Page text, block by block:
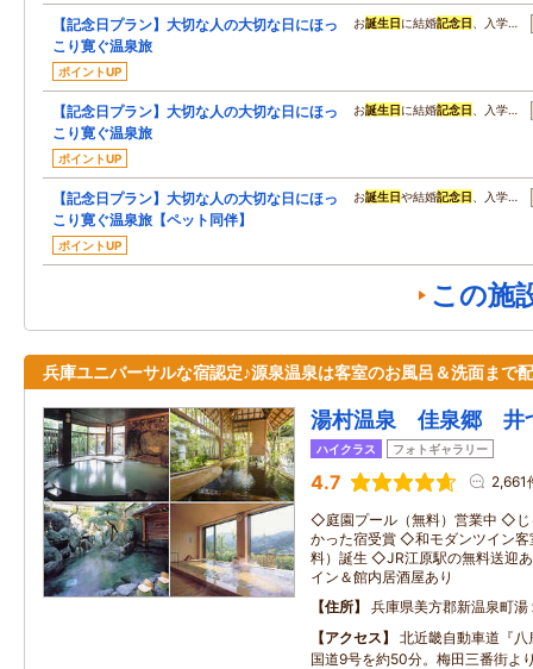
【記念日プラン】大切な人の大切な日にほっ
こり寛ぐ温泉旅
ポイントUP
お誕生日 に結婚記念日 、入学…
【記念日プラン】大切な人の大切な日にほっ
こり寛ぐ温泉旅
ポイントUP
お誕生日 に結婚記念日 、入学…
【記念日プラン】大切な人の大切な日にほっ
こり寛ぐ温泉旅【ペット同伴】
ポイントUP
お誕生日や結婚記念日 、入学…
この施
兵庫ユニバーサルな宿認定♪源泉温泉は客室のお風呂＆洗面まで
湯村温泉 佳泉郷 井
ハイクラス フォトギャラリー
4.7 2,661
◇庭園プール（無料）営業中 ◇じ
かった宿受賞 ◇和モダンツイン
料）誕生 ◇JR江原駅の無料送迎
イン＆館内居酒屋あり
住所
兵庫県美方郡新温泉町湯
アクセス
北近畿自動車道『
国道9号を約50分。梅田三番街よ